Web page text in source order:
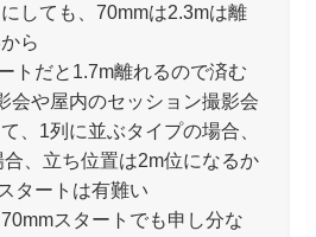
しても、70mmは2.3mは離
ら
トだと1.7m離れるので済む
会や屋内のセッション撮影会
、1列に並ぶタイプの場合、
、立ち位置は2m位になるか
タートは有難い
スタートでも申し分な